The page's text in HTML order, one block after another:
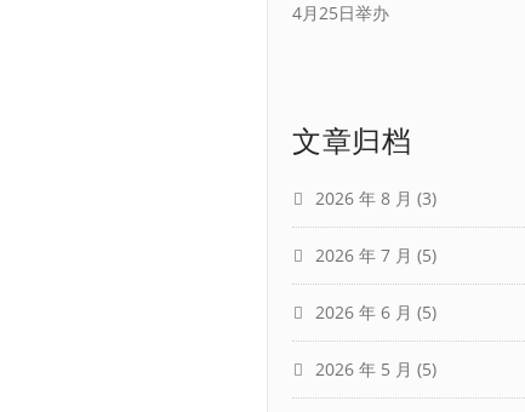
4月25日举办
文章归档
2026 年 8 月 (3)
2026 年 7 月 (5)
2026 年 6 月 (5)
2026 年 5 月 (5)